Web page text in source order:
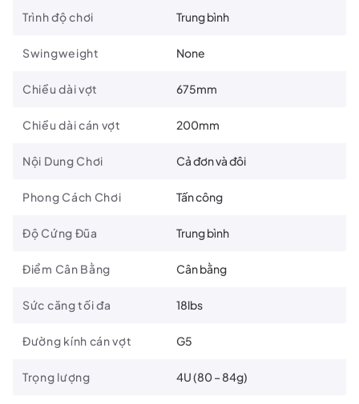
Trình độ chơi Trung bình
Swingweight None
Chiều dài vợt 675mm
Chiều dài cán vợt 200mm
Nội Dung Chơi Cả đơn và đôi
Phong Cách Chơi Tấn công
Độ Cứng Đũa Trung bình
Điểm Cân Bằng Cân bằng
Sức căng tối đa 18lbs
Đường kính cán vợt G5
Trọng lượng 4U (80 – 84g)